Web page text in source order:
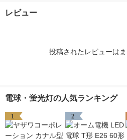
レビュー
投稿されたレビューはま
電球・蛍光灯の人気ランキング
1 2